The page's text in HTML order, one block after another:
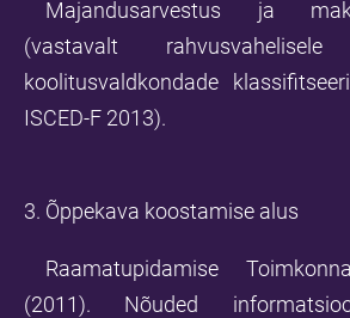
Majandusarvestus ja
(vastavalt
koolitusvaldkondade
ISCED-F 2013).
3. Õppekava koostamise alus
Raamatupidamise
(2011). Nõuded